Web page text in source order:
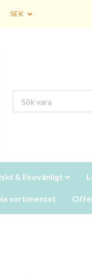
SEK
& Ekovänligt
sortimentet